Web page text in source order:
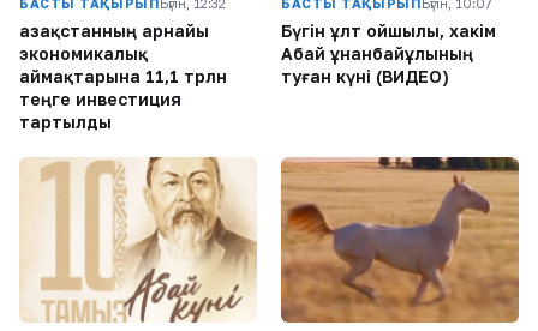
Қазақстанның арнайы
экономикалық
аймақтарына 11,1 трлн
теңге инвестиция
тартылды
Бүгін ұлт ойшылы, хакім
Абай Құнанбайұлының
туған күні (ВИДЕО)